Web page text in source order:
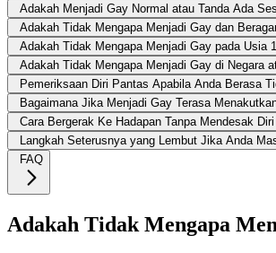
Adakah Menjadi Gay Normal atau Tanda Ada
Adakah Tidak Mengapa Menjadi Gay dan
Adakah Tidak Mengapa Menjadi Gay pada Usia
Adakah Tidak Mengapa Menjadi Gay di Negara
Pemeriksaan Diri Pantas Apabila Anda Berasa
Bagaimana Jika Menjadi Gay Terasa
Cara Bergerak Ke Hadapan Tanpa Mendesak Diri
Langkah Seterusnya yang Lembut Jika Anda
FAQ
Adakah Tidak Mengapa